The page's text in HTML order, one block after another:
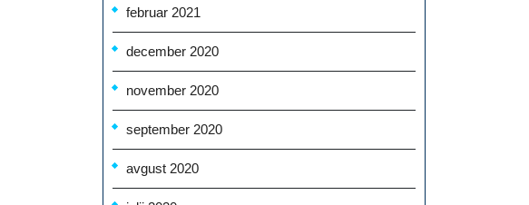
februar 2021
december 2020
november 2020
september 2020
avgust 2020